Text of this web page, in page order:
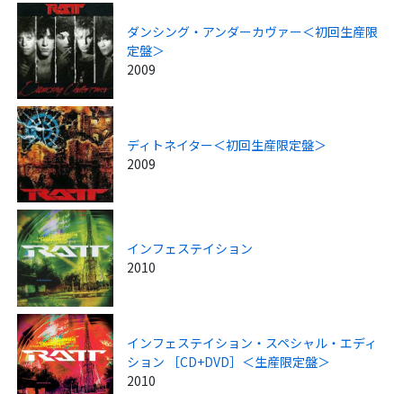
ダンシング・アンダーカヴァー＜初回生産限
定盤＞
2009
ディトネイター＜初回生産限定盤＞
2009
インフェステイション
2010
インフェステイション・スペシャル・エディ
ション ［CD+DVD］＜生産限定盤＞
2010